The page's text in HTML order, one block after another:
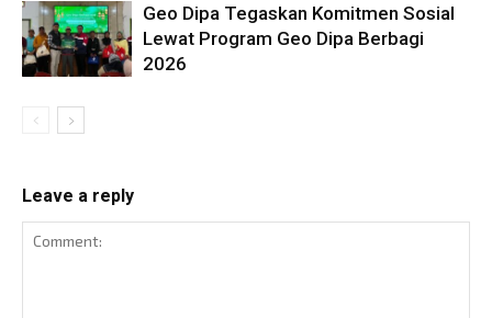
Geo Dipa Tegaskan Komitmen Sosial
Lewat Program Geo Dipa Berbagi
2026
Leave a reply